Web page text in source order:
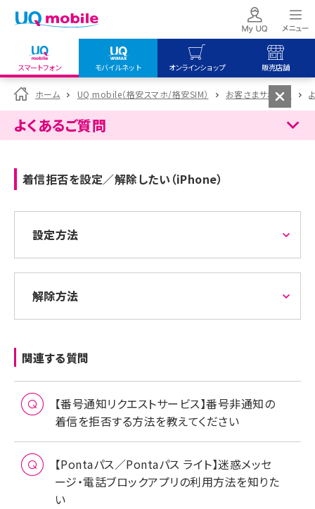
スマートフォン モバイルネット オンラインショップ 販売店舗
my UQ WiMAX
UQ WiMAX ご契約の方
My UQ mobile
UQ mobile
UQ mobile
オンラインショップ
UQ WiMAX
UQ mobile
販売店舗
UQ WiMAX
ホーム UQ mobile（格安スマホ/格安SIM） お客さまサポート
よくあるご質問
着信拒否を設定／解除したい（iPhone）
設定方法
解除方法
関連する質問
【番号通知リクエストサービス】番号非通知の
着信を拒否する方法を教えてください
【Pontaパス／Pontaパス ライト】迷惑メッセ
ージ・電話ブロックアプリの利用方法を知りた
い